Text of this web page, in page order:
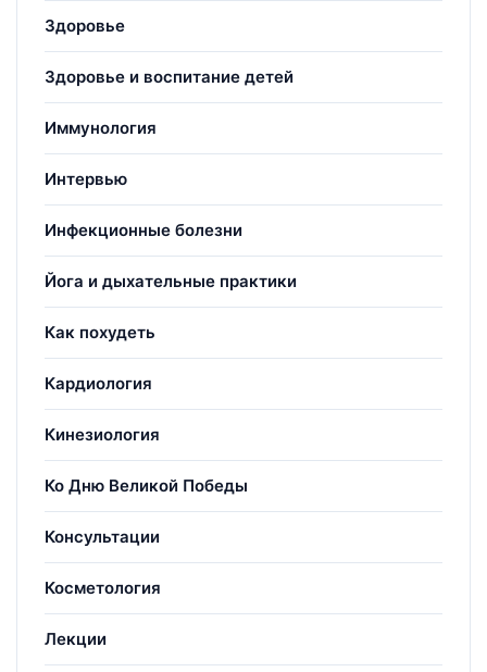
Здоровье
Здоровье и воспитание детей
Иммунология
Интервью
Инфекционные болезни
Йога и дыхательные практики
Как похудеть
Кардиология
Кинезиология
Ко Дню Великой Победы
Консультации
Косметология
Лекции